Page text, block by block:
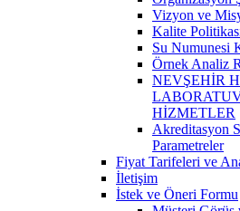
Vizyon ve
Kalite
Su Numunesi
Örnek Analiz
NEVŞEHİR
HİZMETLER
Akreditasyon
Parametreler
Fiyat Tarifeleri ve
İletişim
İstek ve Öneri Formu